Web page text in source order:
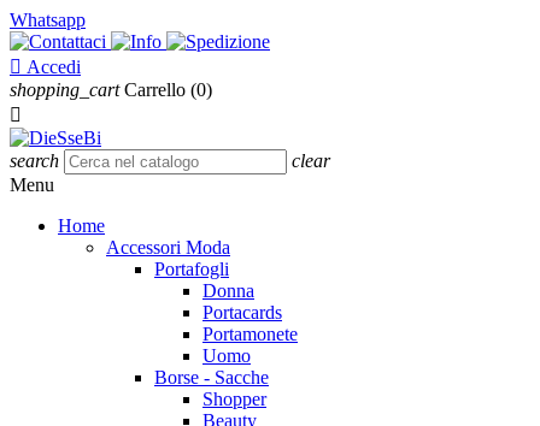
Whatsapp
 Accedi
shopping_cart Carrello (0)

search
clear
Menu
Home
Accessori Moda
Portafogli
Donna
Portacards
Portamonete
Uomo
Borse - Sacche
Shopper
Beauty